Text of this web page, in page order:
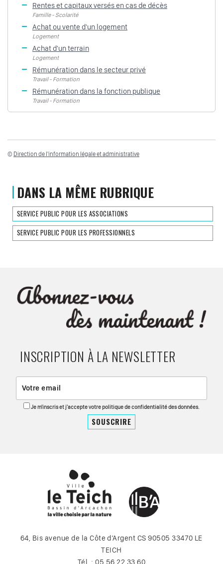
Rentes et capitaux versés en cas de décès
Famille - Scolarité
Achat ou vente d'un logement
Logement
Achat d'un terrain
Logement
Rémunération dans le secteur privé
Travail - Formation
Rémunération dans la fonction publique
Travail - Formation
© Direction de l'information légale et administrative
DANS LA MÊME RUBRIQUE
SERVICE PUBLIC POUR LES ASSOCIATIONS
SERVICE PUBLIC POUR LES PROFESSIONNELS
INSCRIPTION À LA NEWSLETTER
Je m'inscris et j'accepte votre politique de confidentialité des données.
64, Bis avenue de la Côte d’Argent CS 90505 33470 LE
TEICH
Tél. : 05 56 22 33 60